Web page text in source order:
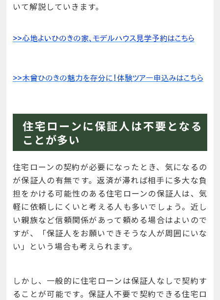
いて解説していきます。
住宅ローンに保証人は不要となる
ことが多い
住宅ローンの契約が必要になったとき、気になるの
が保証人の有無です。返済が滞れば相手に多大な負
担をかける可能性のある住宅ローンの保証人は、気
軽に依頼しにくいと考える人も多いでしょう。近し
い親族など信頼関係があって頼める場合はよいので
すが、「保証人をお願いできそうな人が周囲にいな
い」という場合も考えられます。
しかし、一般的に住宅ローンは保証人なしで契約す
ることが可能です。保証人不要で契約できる住宅ロ